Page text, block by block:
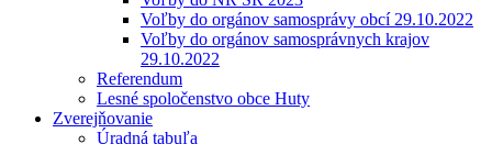
Voľby do orgánov samosprávy obcí 29.10.2022
Voľby do orgánov samosprávnych krajov
29.10.2022
Referendum
Lesné spoločenstvo obce Huty
Zverejňovanie
Úradná tabuľa